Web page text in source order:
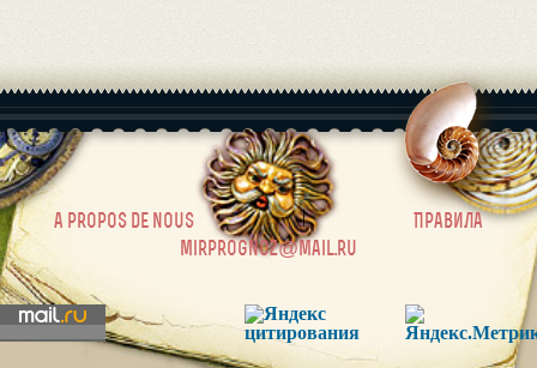
a propos de nous |
Правила
mirprognoz@mail.ru